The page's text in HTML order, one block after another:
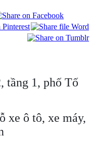
tầng 1, phố Tố
xe ô tô, xe máy,